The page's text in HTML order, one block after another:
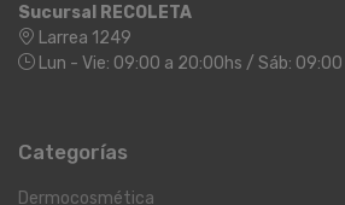
Sucursal RECOLETA
Larrea 1249
Lun - Vie: 09:00 a 20:00hs / Sáb: 09:00
Categorías
Dermocosmética